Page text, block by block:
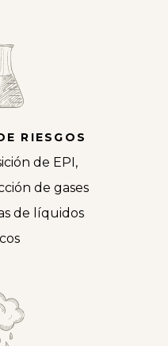
RIESGOS
de EPI,
de gases
de líquidos